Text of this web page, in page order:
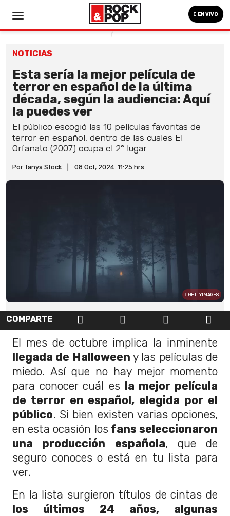
EN VIVO
NOTICIAS
Esta sería la mejor película de
terror en español de la última
década, según la audiencia: Aquí
la puedes ver
El público escogió las 10 películas favoritas de
terror en español, dentro de las cuales El
Orfanato (2007) ocupa el 2° lugar.
Por Tanya Stock 08 Oct, 2024. 11:25 hrs
GETTYIMAGES
COMPARTE
El mes de octubre implica la inminente
llegada de Halloween y las películas de
miedo. Así que no hay mejor momento
para conocer cuál es la mejor película
de terror en español, elegida por el
público. Si bien existen varias opciones,
en esta ocasión losfans seleccionaron
una producción española, que de
seguro conoces o está en tu lista para
ver.
En la lista surgieron títulos de cintas de
los últimos 24 años, algunas